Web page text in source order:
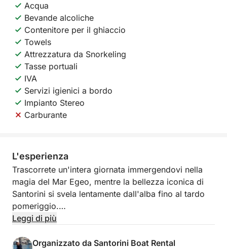
Acqua
Bevande alcoliche
Contenitore per il ghiaccio
Towels
Attrezzatura da Snorkeling
Tasse portuali
IVA
Servizi igienici a bordo
Impianto Stereo
Carburante
L'esperienza
Trascorrete un'intera giornata immergendovi nella
magia del Mar Egeo, mentre la bellezza iconica di
Santorini si svela lentamente dall'alba fino al tardo
pomeriggio.
viaggio inizia con una panoramica navigazione
Leggi di più
Organizzato da Santorini Boat Rental